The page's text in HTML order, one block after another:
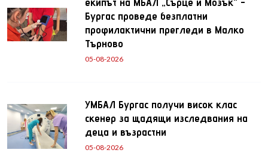
Бургас проведе безплатни
профилактични прегледи в Малко
Търново
05-08-2026
УМБАЛ Бургас получи висок клас
скенер за щадящи изследвания на
деца и възрастни
05-08-2026